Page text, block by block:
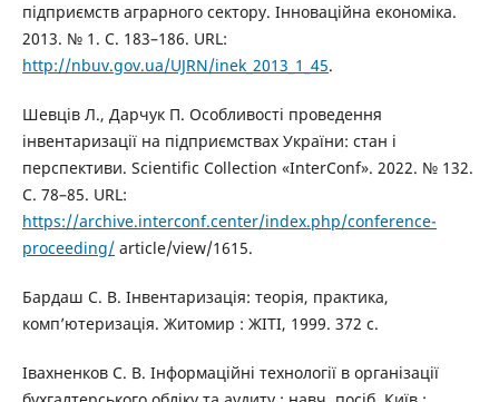
підприємств аграрного сектору. Інноваційна економіка.
2013. № 1. С. 183–186. URL:
http://nbuv.gov.ua/UJRN/inek_2013_1_45.
Шевців Л., Дарчук П. Особливості проведення
інвентаризації на підприємствах України: стан і
перспективи. Scientific Collection «InterConf». 2022. № 132.
С. 78–85. URL:
https://archive.interconf.center/index.php/conference-
proceeding/article/view/1615.
Бардаш С. В. Інвентаризація: теорія, практика,
комп’ютеризація. Житомир : ЖІТІ, 1999. 372 с.
Івахненков С. В. Інформаційні технології в організації